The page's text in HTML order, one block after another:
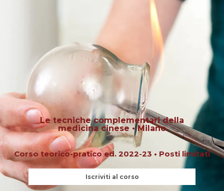
Le tecniche complementari della
medicina cinese • Milano
Corso teorico-pratico ed. 2022-23 • Posti limitati
Iscriviti al corso